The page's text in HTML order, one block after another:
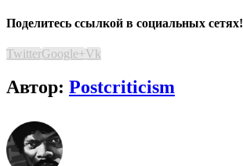
Поделитесь ссылкой в социальных сетях!
TwitterGoogle+Vk
Автор: Postcriticism